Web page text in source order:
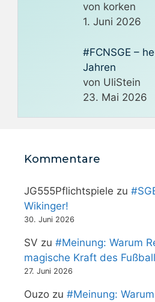
von korken
1. Juni 2026
#FCNSGE –
Jahren
von UliStein
23. Mai 2026
Kommentare
JG555Pflichtspiele zu
Wikinger!
30. Juni 2026
SV zu #Meinung: Warum
magische Kraft des
27. Juni 2026
Ouzo zu #Meinung: